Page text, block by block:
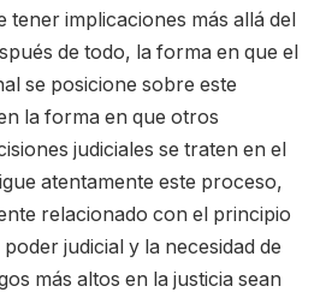
tener implicaciones más allá del
de todo, la forma en que el
se posicione sobre este
la forma en que otros
judiciales se traten en el
atentamente este proceso,
relacionado con el principio
judicial y la necesidad de
más altos en la justicia sean